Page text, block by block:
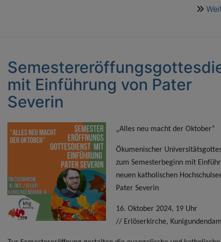
mit Einführung von Pater
Severin
„Alles neu macht der Oktober“
Ökumenischer
zum Semesterbeginn mit
neuen katholischen
Pater Severin
16. Oktober 2024, 19 Uhr
// Erlöserkirche,